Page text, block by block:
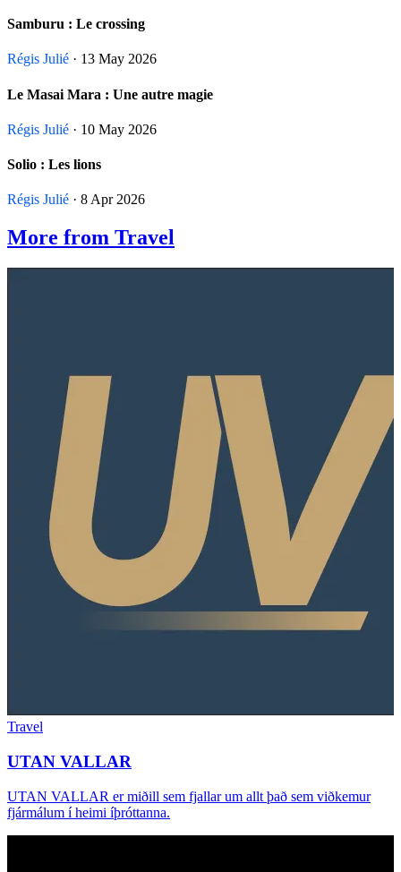
Samburu : Le crossing
Régis Julié · 13 May 2026
Le Masai Mara : Une autre magie
Régis Julié · 10 May 2026
Solio : Les lions
Régis Julié · 8 Apr 2026
More from Travel
Travel
UTAN VALLAR
UTAN VALLAR er miðill sem fjallar um allt það sem viðkemur
fjármálum í heimi íþróttanna.